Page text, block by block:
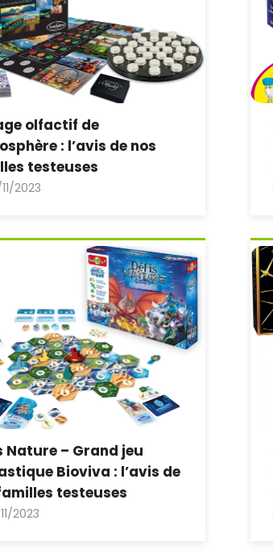
olfactif de
: l’avis de nos
testeuses
2023
Nature – Grand jeu
Bioviva : l’avis de
testeuses
2023